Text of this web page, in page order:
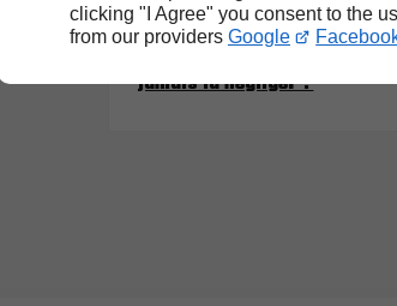
clicking "I Agree" you consent to the
from our providers Google
Mécanicien 03/
jamais la négliger ?